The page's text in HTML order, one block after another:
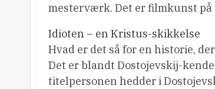
mesterværk. Det er filmkunst på
Idioten – en Kristus-skikkelse
Hvad er det så for en historie,
Det er blandt Dostojevskij-
titelpersonen hedder i